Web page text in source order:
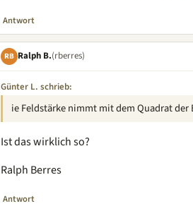
Antwort
RB Ralph B.(rberres)
Günter L. schrieb:
ie Feldstärke nimmt mit dem Quadrat der
Ist das wirklich so?
Ralph Berres
Antwort